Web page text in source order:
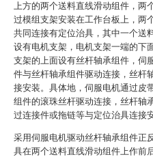
上方的两个送料直线滑动组件，两
过模组支架安装在工作台板上，两
共同连接有定位治具，其中一个送
设有电机支架，电机支架一端的下
支架的上面设有丝杆轴承组件，伺
件与丝杆轴承组件驱动连接，丝杆
接安装。具体地，伺服电机通过皮
组件的滚珠丝杆驱动连接，丝杆轴
过连接件或拖链等与定位治具连接安
采用伺服电机驱动丝杆轴承组件正
具在两个送料直线滑动组件上作前